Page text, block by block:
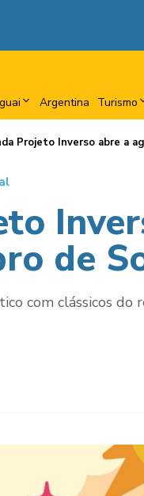
Argentina Turismo
Projeto Inverso abre a
de
com clássicos do